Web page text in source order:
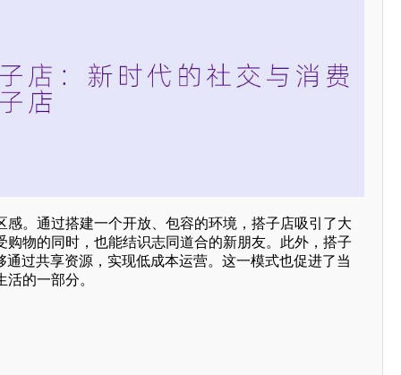
感。通过搭建一个开放、包容的环境，搭子店吸引了大
购物的同时，也能结识志同道合的新朋友。此外，搭子
通过共享资源，实现低成本运营。这一模式也促进了当
的一部分。